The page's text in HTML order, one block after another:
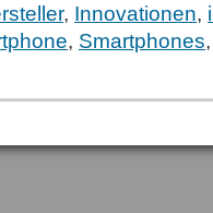
, Innovationen,
, Smartphones